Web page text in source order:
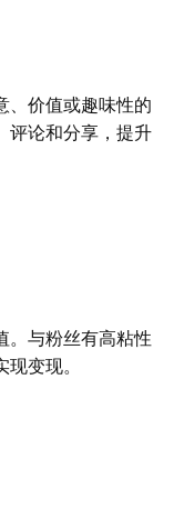
、价值或趣味性的
评论和分享，提升
。与粉丝有高粘性
变现。